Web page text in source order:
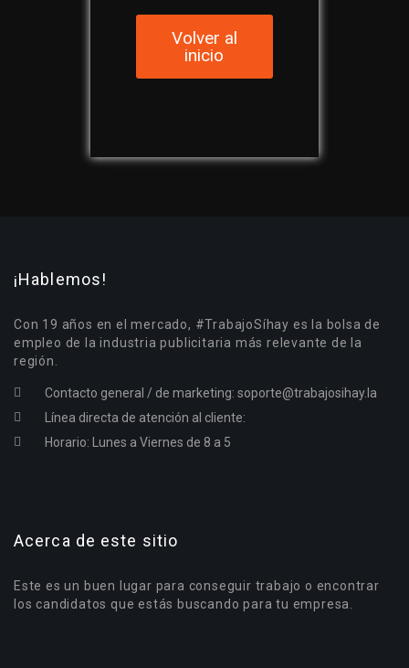
Volver al
inicio
¡Hablemos!
Con 19 años en el mercado, #TrabajoSíhay es la bolsa de
empleo de la industria publicitaria más relevante de la
región.
Contacto general / de marketing: soporte@trabajosihay.la
Línea directa de atención al cliente:
Horario: Lunes a Viernes de 8 a 5
Acerca de este sitio
Este es un buen lugar para conseguir trabajo o encontrar
los candidatos que estás buscando para tu empresa.